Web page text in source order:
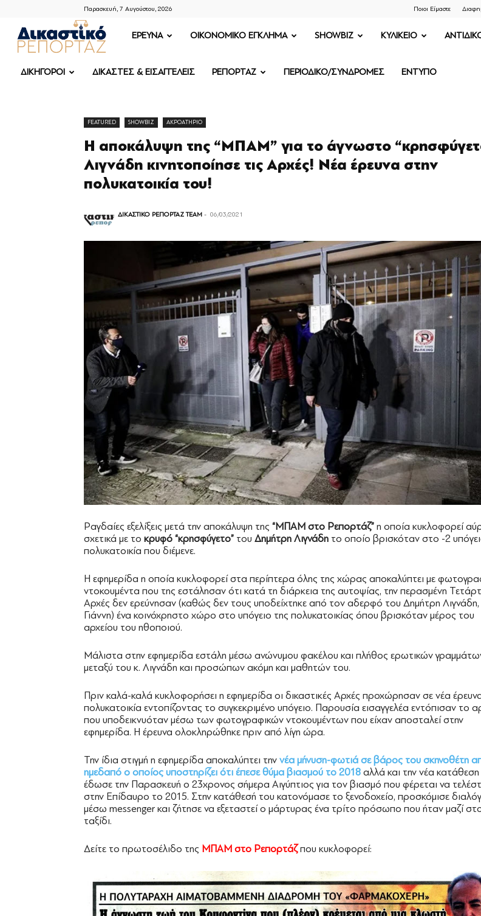
Παρασκευή, 7 Αυγούστου, 2026 Ποιοι Είμαστε
ΔΙΚΑΣΤΙΚΟ
ΡΕΠΟΡΤΑΖ
ΕΡΕΥΝΑ OIKONOMIKO ΕΓΚΛΗΜΑ SHOWBIZ ΚΥΛΙΚΕΙΟ
ΔΙΚΗΓΟΡΟΙ ΔΙΚΑΣΤΕΣ & ΕΙΣΑΓΓΕΛΕΙΣ ΡΕΠΟΡΤΑΖ ΠΕΡΙΟΔΙΚΟ/ΣΥΝΔΡΟΜΕΣ ΕΝΤΥΠΟ
FEATURED SHOWBIZ ΑΚΡΟΑΤΗΡΙΟ
Η αποκάλυψη της “ΜΠΑΜ” για το άγνωστο
Λιγνάδη κινητοποίησε τις Αρχές! Νέα έρευνα στην
πολυκατοικία του!
ΔΙΚΑΣΤΙΚΟ ΡΕΠΟΡΤΑΖ TEAM - 06/03/2021
Ραγδαίες εξελίξεις μετά την αποκάλυψη της “ΜΠΑΜ στο Ρεπορτάζ” η οποία κυκλοφορεί
σχετικά με το κρυφό “κρησφύγετο” του Δημήτρη Λιγνάδη το οποίο βρισκόταν στο -2
πολυκατοικία που διέμενε.
Η εφημερίδα η οποία κυκλοφορεί στα περίπτερα όλης της χώρας αποκαλύπτει με
ντοκουμέντα που της εστάλησαν ότι κατά τη διάρκεια της αυτοψίας, την περασμένη
Αρχές δεν ερεύνησαν (καθώς δεν τους υποδείχτηκε από τον αδερφό του Δημήτρη Λιγνάδη,
Γιάννη) ένα κοινόχρηστο χώρο στο υπόγειο της πολυκατοικίας όπου βρισκόταν μέρος του
αρχείου του ηθοποιού.
Μάλιστα στην εφημερίδα εστάλη μέσω ανώνυμου φακέλου και πλήθος ερωτικών
μεταξύ του κ. Λιγνάδη και προσώπων ακόμη και μαθητών του.
Πριν καλά-καλά κυκλοφορήσει η εφημερίδα οι δικαστικές Αρχές προχώρησαν σε νέα
πολυκατοικία εντοπίζοντας το συγκεκριμένο υπόγειο. Παρουσία εισαγγελέα εντόπισαν το
που υποδεικνυόταν μέσω των φωτογραφικών ντοκουμέντων που είχαν αποσταλεί στην
εφημερίδα. Η έρευνα ολοκληρώθηκε πριν από λίγη ώρα.
Την ίδια στιγμή η εφημερίδα αποκαλύπτει την νέα μήνυση-φωτιά σε βάρος του σκηνοθέτη
ημεδαπό ο οποίος υποστηρίζει ότι έπεσε θύμα βιασμού το 2018 αλλά και την νέα
έδωσε την Παρασκευή ο 23χρονος σήμερα Αιγύπτιος για τον βιασμό που φέρεται να
στην Επίδαυρο το 2015. Στην κατάθεσή του κατονόμασε το ξενοδοχείο, προσκόμισε
μέσω messenger και ζήτησε να εξεταστεί ο μάρτυρας ένα τρίτο πρόσωπο που ήταν μαζί
ταξίδι.
Δείτε το πρωτοσέλιδο της ΜΠΑΜ στο Ρεπορτάζπου κυκλοφορεί: